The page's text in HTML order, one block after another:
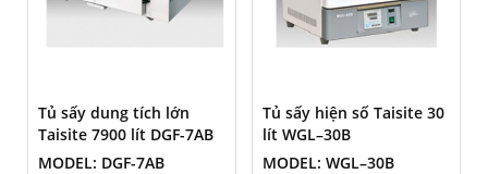
Tủ sấy dung tích lớn
Taisite 7900 lít DGF-7AB
MODEL: DGF-7AB
Tủ sấy hiện số Taisite 30
lít WGL–30B
MODEL: WGL–30B